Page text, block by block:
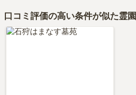
な場所ではない。
す。
永代供養について詳しく知りたい方は『
解説！ 』をご覧ください。
口コミ評価の高い条件が似た霊園